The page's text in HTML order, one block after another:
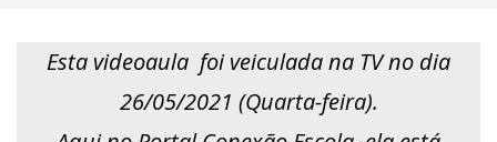
Esta videoaula foi veiculada na TV no dia
26/05/2021 (Quarta-feira).